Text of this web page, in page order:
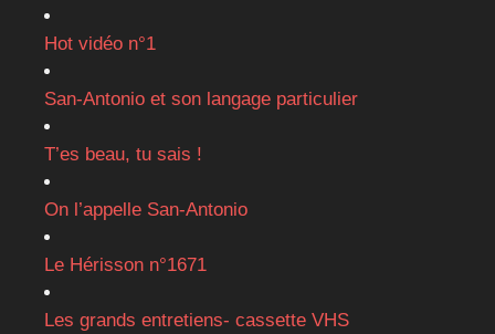
Hot vidéo n°1
San-Antonio et son langage particulier
T’es beau, tu sais !
On l’appelle San-Antonio
Le Hérisson n°1671
Les grands entretiens- cassette VHS